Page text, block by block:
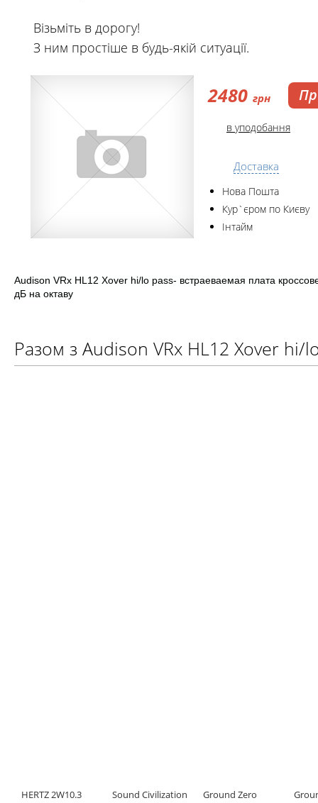
Візьміть в дорогу!
З ним простіше в будь-якій ситуації.
2480 грн
в уподобання
Доставка
Нова Пошта
Кур`єром по Києву
Інтайм
Audison VRx HL12 Xover hi/lo pass- встраеваемая плата
дБ на октаву
Разом з Audison VRx HL12 Xover hi/
HERTZ 2W10.3
Sound Civilization
Ground Zero